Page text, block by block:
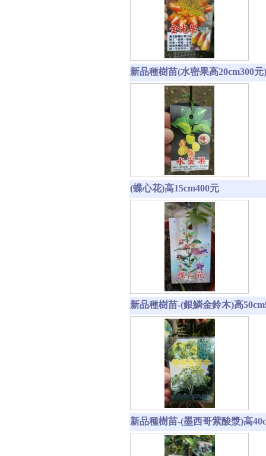
新品種樹苗(水密果高20cm300元)
(蝶心花)高15cm400元
新品種樹苗-(銀鱗金鈴木)高
新品種樹苗-(墨西哥紫酸漿)高